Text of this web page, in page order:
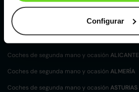
Configurar
Coches de
localización
Coches de segunda mano y ocasión ALICANTE
Coches de segunda mano y ocasión ALMERÍA
Coches de segunda mano y ocasión ASTURIAS